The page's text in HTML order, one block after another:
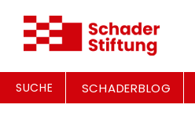
SUCHE SCHADERBLOG